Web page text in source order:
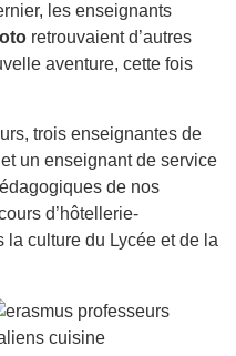
les enseignants
retrouvaient d’autres
aventure, cette fois
trois enseignantes de
un enseignant de service
de nos
d’hôtellerie-
la culture du Lycée et de la